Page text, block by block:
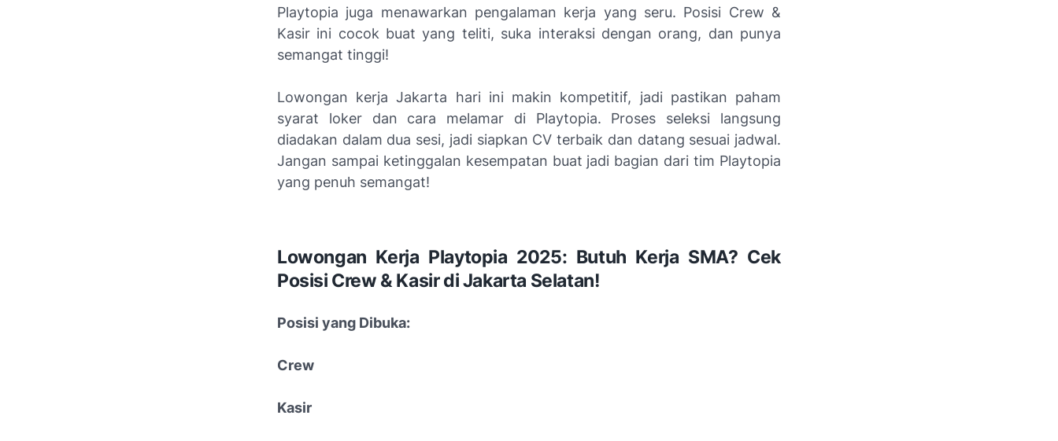
Playtopia juga menawarkan pengalaman kerja yang seru. Posisi Crew &
Kasir ini cocok buat yang teliti, suka interaksi dengan orang, dan punya
semangat tinggi!
Lowongan kerja Jakarta hari ini makin kompetitif, jadi pastikan paham
syarat loker dan cara melamar di Playtopia. Proses seleksi langsung
diadakan dalam dua sesi, jadi siapkan CV terbaik dan datang sesuai jadwal.
Jangan sampai ketinggalan kesempatan buat jadi bagian dari tim Playtopia
yang penuh semangat!
Lowongan Kerja Playtopia 2025: Butuh Kerja SMA? Cek
Posisi Crew & Kasir di Jakarta Selatan!
Posisi yang Dibuka:
Crew
Kasir